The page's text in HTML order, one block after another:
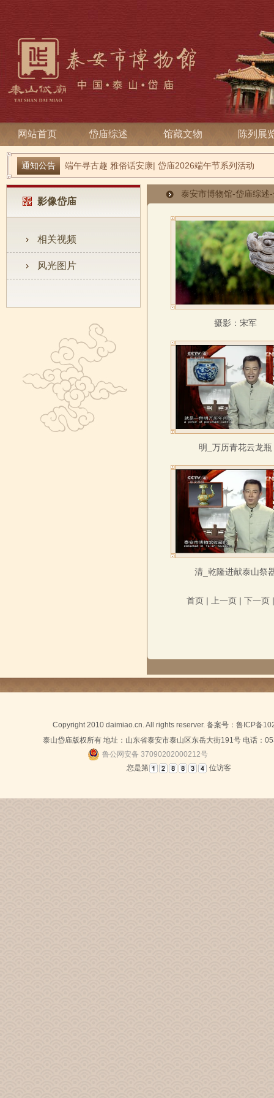
网站首页 岱庙综述 馆藏文物 陈列展
通知公告
端午寻古趣 雅俗话安康| 岱庙2026端午节系列活动
关于宋天贶殿壁画暂停预约参观的温馨提示
影像岱庙
相关视频
风光图片
泰安市博物馆-岱庙综述-
摄影：宋军
明_万历青花云龙瓶
清_乾隆进献泰山祭
首页 | 上一页 |下一页
Copyright 2010 daimiao.cn. All rights reserver. 备案号：鲁ICP备
泰山岱庙版权所有 地址：山东省泰安市泰山区东岳大街191号 电话：
鲁公网安备 37090202000212号
您是第
位访客